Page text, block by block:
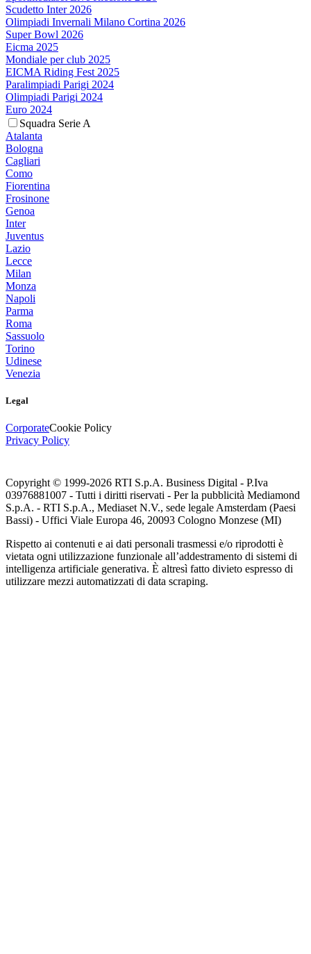
Scudetto Inter 2026
Olimpiadi Invernali Milano Cortina 2026
Super Bowl 2026
Eicma 2025
Mondiale per club 2025
EICMA Riding Fest 2025
Paralimpiadi Parigi 2024
Olimpiadi Parigi 2024
Euro 2024
Squadra Serie A
Atalanta
Bologna
Cagliari
Como
Fiorentina
Frosinone
Genoa
Inter
Juventus
Lazio
Lecce
Milan
Monza
Napoli
Parma
Roma
Sassuolo
Torino
Udinese
Venezia
Legal
CorporateCookie Policy
Privacy Policy
Copyright © 1999-2026 RTI S.p.A. Business Digital - P.Iva
03976881007 - Tutti i diritti riservati - Per la pubblicità Mediamond
S.p.A. - RTI S.p.A., Mediaset N.V., sede legale Amsterdam (Paesi
Bassi) - Uffici Viale Europa 46, 20093 Cologno Monzese (MI)
Rispetto ai contenuti e ai dati personali trasmessi e/o riprodotti è
vietata ogni utilizzazione funzionale all’addestramento di sistemi di
intelligenza artificiale generativa. È altresì fatto divieto espresso di
utilizzare mezzi automatizzati di data scraping.